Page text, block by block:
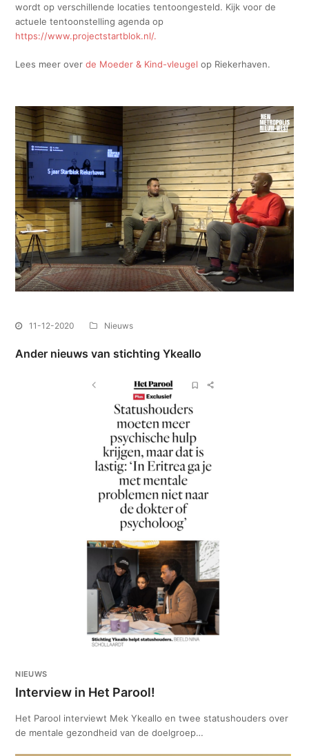
wordt op verschillende locaties tentoongesteld. Kijk voor de
actuele tentoonstelling agenda op
https://www.projectstartblok.nl/.
Lees meer overde Moeder & Kind-vleugel op Riekerhaven.
11-12-2020 Nieuws
Ander nieuws van stichting Ykeallo
NIEUWS
Interview in Het Parool!
Het Parool interviewt Mek Ykeallo en twee statushouders over
de mentale gezondheid van de doelgroep…